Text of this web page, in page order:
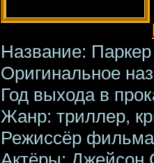
Название: Паркер
Оригинальное
Год выхода в
Жанр: триллер,
Режиссёр